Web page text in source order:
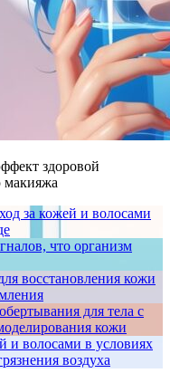
здоровой
за кожей и волосами
что организм
восстановления кожи
для тела с
кожи
и волосами в условиях
воздуха